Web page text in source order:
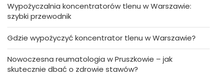
Wypożyczalnia koncentratorów tlenu w Warszawie:
szybki przewodnik
Gdzie wypożyczyć koncentrator tlenu w Warszawie?
Nowoczesna reumatologia w Pruszkowie – jak
skutecznie dbać o zdrowie stawów?